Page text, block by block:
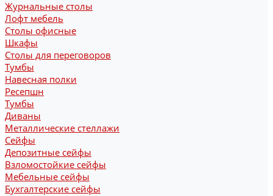
Журнальные столы
Лофт мебель
Столы офисные
Шкафы
Столы для переговоров
Тумбы
Навесная полки
Ресепшн
Тумбы
Диваны
Металлические стеллажи
Сейфы
Депозитные сейфы
Взломостойкие сейфы
Мебельные сейфы
Бухгалтерские сейфы